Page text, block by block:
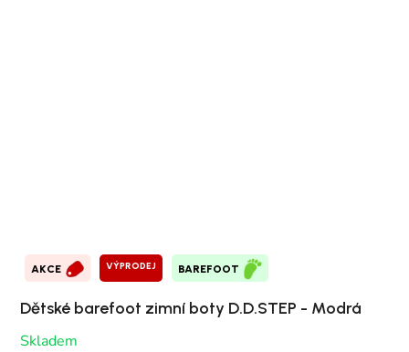
AKCE VÝPRODEJ BAREFOOT
Dětské barefoot zimní boty D.D.STEP - Modrá
Skladem